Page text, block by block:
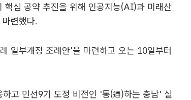
핵심 공약 추진을 위해 인공지능(AI)과 미래산
련했다.
일부개정 조례안'을 마련하고 오는 10일부터
고 민선9기 도정 비전인 '통(通)하는 충남' 실